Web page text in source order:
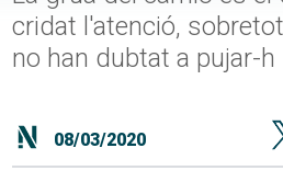
cridat l'atenció,
no han dubtat a pujar-h
08/03/2020